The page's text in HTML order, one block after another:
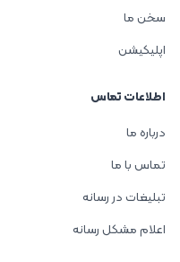
سخن ما
اپلیکیشن
اطلاعات تماس
درباره ما
تماس با ما
تبلیغات در رسانه
اعلام مشکل رسانه